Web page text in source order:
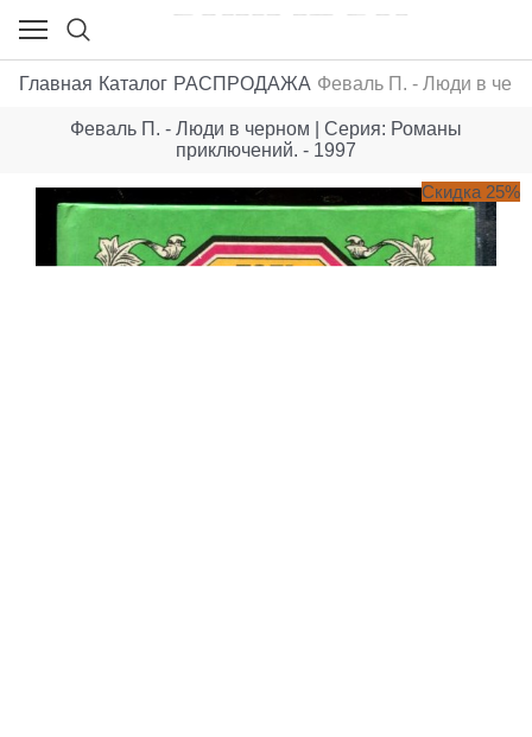
Главная Каталог РАСПРОДАЖА Феваль П. - Люди в
Феваль П. - Люди в черном | Серия: Романы
приключений. - 1997
Скидка 25%